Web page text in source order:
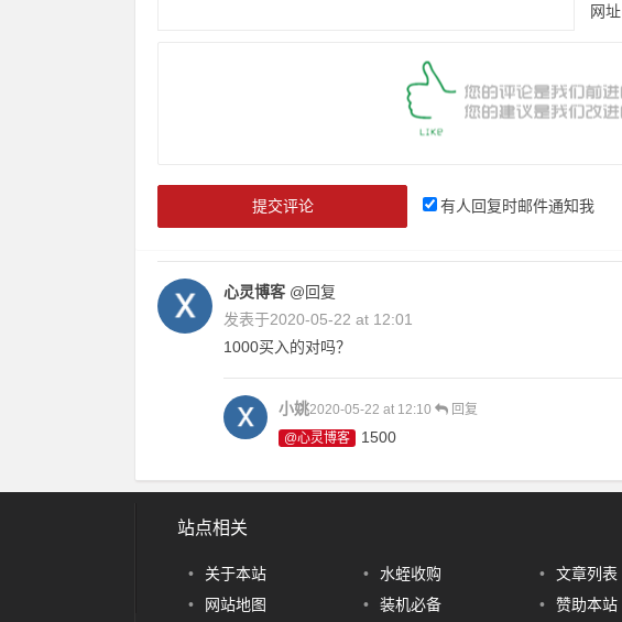
网址
有人回复时邮件通知我
心灵博客 @回复
发表于2020-05-22 at 12:01
1000买入的对吗？
小姚2020-05-22 at 12:10
回复
@心灵博客
1500
站点相关
• 关于本站 • 水蛭收购 • 文章列表
•
网站地图 • 装机必备 • 赞助本站